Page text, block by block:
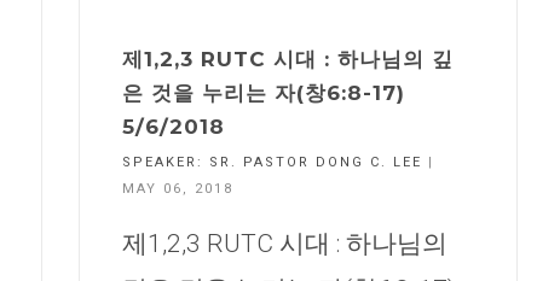
제1,2,3 RUTC 시대 : 하나님의 깊
은 것을 누리는 자(창6:8-17)
5/6/2018
SPEAKER: SR. PASTOR DONG C. LEE
|
MAY 06, 2018
제1,2,3 RUTC 시대 : 하나님의